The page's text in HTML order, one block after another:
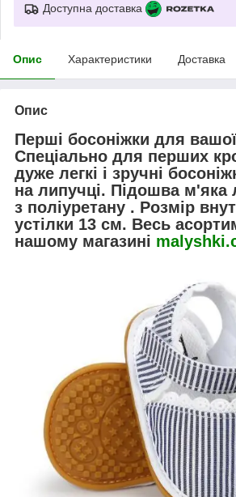
Доступна доставка
Опис Характеристики Доставка
Опис
Перші босоніжки для
Спеціально для перших
дуже легкі і зручні
на липучці. Підошва м'яка
з поліуретану . Розмір
устілки 13 см. Весь
нашому магазині